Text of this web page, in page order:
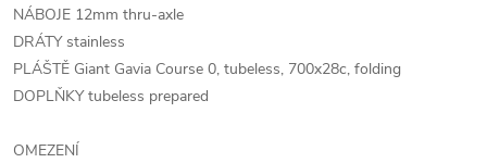
NÁBOJE 12mm thru-axle
DRÁTY stainless
PLÁŠTĚ Giant Gavia Course 0, tubeless, 700x28c, folding
DOPLŇKY tubeless prepared
OMEZENÍ